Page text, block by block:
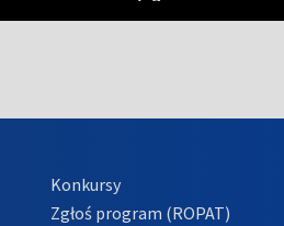
Konkursy
Zgłoś program (ROPAT)